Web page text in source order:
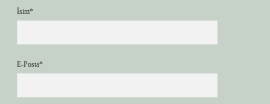
İsim*
E-Posta*